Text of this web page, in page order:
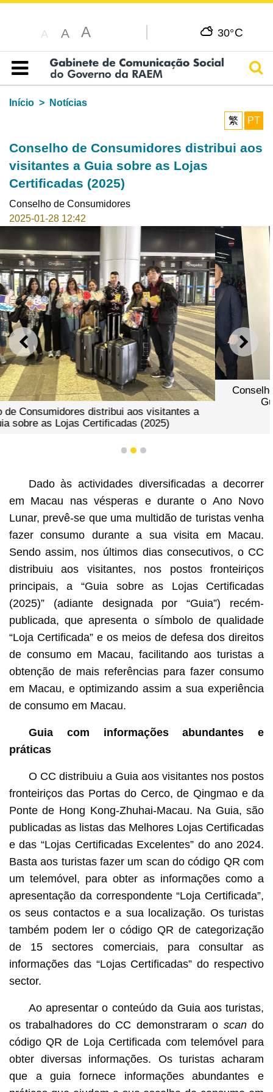
A A A 30°C
Índice
Início
Notícias
繁
PT
Conselho de Consumidores distribui aos
visitantes a Guia sobre as Lojas
Certificadas (2025)
Conselho de Consumidores
2025-01-28 12:42
ANTERIOR
Conselho de Consumidores distribui aos visitantes a
Guia sobre as Lojas Certificadas (2025)
1 2 3
Dado às actividades diversificadas a decorrer
em Macau nas vésperas e durante o Ano Novo
Lunar, prevê-se que uma multidão de turistas venha
fazer consumo durante a sua visita em Macau.
Sendo assim, nos últimos dias consecutivos, o CC
distribuiu aos visitantes, nos postos fronteiriços
principais, a “Guia sobre as Lojas Certificadas
(2025)” (adiante designada por “Guia”) recém-
publicada, que apresenta o símbolo de qualidade
“Loja Certificada” e os meios de defesa dos direitos
de consumo em Macau, facilitando aos turistas a
obtenção de mais referências para fazer consumo
em Macau, e optimizando assim a sua experiência
de consumo em Macau.
Guia com informações abundantes e
práticas
O CC distribuiu a Guia aos visitantes nos postos
fronteiriços das Portas do Cerco, de Qingmao e da
Ponte de Hong Kong-Zhuhai-Macau. Na Guia, são
publicadas as listas das Melhores Lojas Certificadas
e das “Lojas Certificadas Excelentes” do ano 2024.
Basta aos turistas fazer um scan do código QR com
um telemóvel, para obter as informações como a
apresentação da correspondente “Loja Certificada”,
os seus contactos e a sua localização. Os turistas
também podem ler o código QR de categorização
de 15 sectores comerciais, para consultar as
informações das “Lojas Certificadas” do respectivo
sector.
Ao apresentar o conteúdo da Guia aos turistas,
os trabalhadores do CC demonstraram o scando
código QR de Loja Certificada com telemóvel para
obter diversas informações. Os turistas acharam
que a guia fornece informações abundantes e